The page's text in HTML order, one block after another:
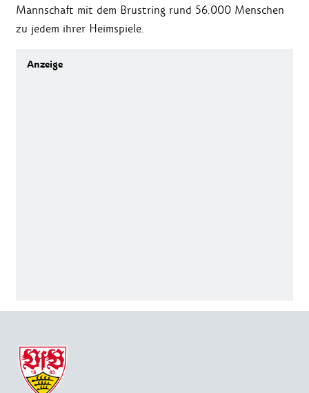
Mannschaft mit dem Brustring rund 56.000 Menschen
zu jedem ihrer Heimspiele.